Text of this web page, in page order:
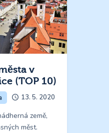
v
(TOP 10)
13. 5. 2020
země,
měst.